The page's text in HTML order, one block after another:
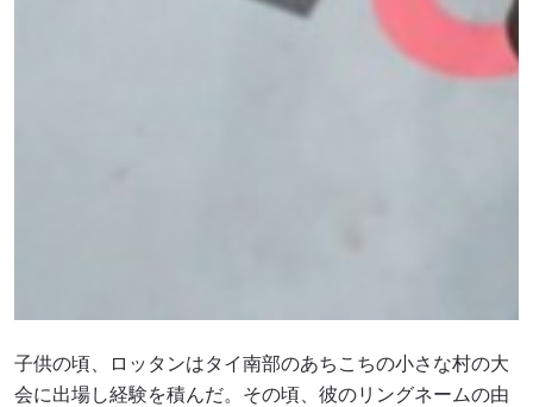
子供の頃、ロッタンはタイ南部のあちこちの小さな村の大
会に出場し経験を積んだ。その頃、彼のリングネームの由